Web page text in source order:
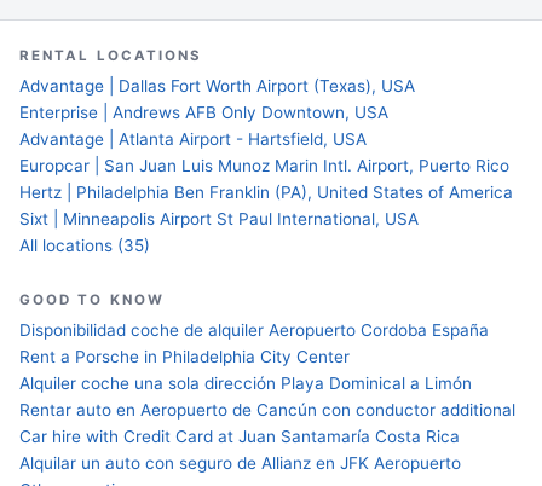
RENTAL LOCATIONS
Advantage | Dallas Fort Worth Airport (Texas), USA
Enterprise | Andrews AFB Only Downtown, USA
Advantage | Atlanta Airport - Hartsfield, USA
Europcar | San Juan Luis Munoz Marin Intl. Airport, Puerto Rico
Hertz | Philadelphia Ben Franklin (PA), United States of America
Sixt | Minneapolis Airport St Paul International, USA
All locations (35)
GOOD TO KNOW
Disponibilidad coche de alquiler Aeropuerto Cordoba España
Rent a Porsche in Philadelphia City Center
Alquiler coche una sola dirección Playa Dominical a Limón
Rentar auto en Aeropuerto de Cancún con conductor additional
Car hire with Credit Card at Juan Santamaría Costa Rica
Alquilar un auto con seguro de Allianz en JFK Aeropuerto